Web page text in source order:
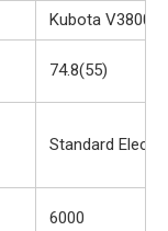
Kubota V3800
74.8(55)
Standard
6000